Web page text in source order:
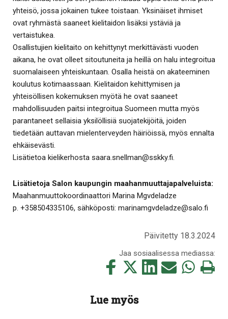
yhteisö, jossa jokainen tukee toistaan. Yksinäiset ihmiset
ovat ryhmästä saaneet kielitaidon lisäksi ystäviä ja
vertaistukea.
Osallistujien kielitaito on kehittynyt merkittävästi vuoden
aikana, he ovat olleet sitoutuneita ja heillä on halu integroitua
suomalaiseen yhteiskuntaan. Osalla heistä on akateeminen
koulutus kotimaassaan. Kielitaidon kehittymisen ja
yhteisöllisen kokemuksen myötä he ovat saaneet
mahdollisuuden paitsi integroitua Suomeen mutta myös
parantaneet sellaisia yksilöllisiä suojatekijöitä, joiden
tiedetään auttavan mielenterveyden häiriöissä, myös ennalta
ehkäisevästi.
Lisätietoa kielikerhosta saara.snellman@sskky.fi.
Lisätietoja Salon kaupungin maahanmuuttajapalveluista:
Maahanmuuttokoordinaattori Marina Mgvdeladze
p. +358504335106, sähköposti: marinamgvdeladze@salo.fi
Päivitetty 18.3.2024
Jaa sosiaalisessa mediassa:
Jaa
tämä
Jaa
Jaa
tämä
Jaa
Jaa
Tulosta
Lue myös